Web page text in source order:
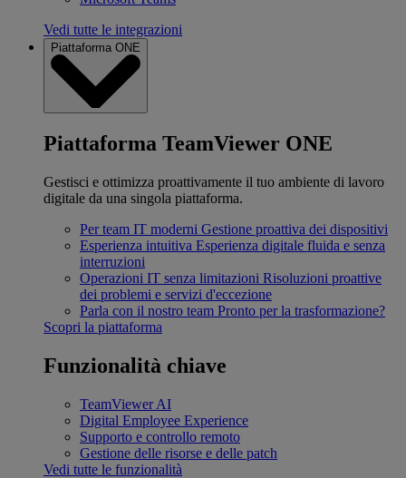
Vedi tutte le integrazioni
Piattaforma ONE
Piattaforma TeamViewer ONE
Gestisci e ottimizza proattivamente il tuo ambiente di lavoro
digitale da una singola piattaforma.
Per team IT moderni Gestione proattiva dei dispositivi
Esperienza intuitiva Esperienza digitale fluida e senza
interruzioni
Operazioni IT senza limitazioni Risoluzioni proattive
dei problemi e servizi d'eccezione
Parla con il nostro team Pronto per la trasformazione?
Scopri la piattaforma
Funzionalità chiave
TeamViewer AI
Digital Employee Experience
Supporto e controllo remoto
Gestione delle risorse e delle patch
Vedi tutte le funzionalità